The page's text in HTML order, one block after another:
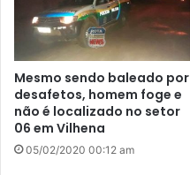
Mesmo sendo baleado por
desafetos, homem foge e
não é localizado no setor
06 em Vilhena
05/02/2020 00:12 am